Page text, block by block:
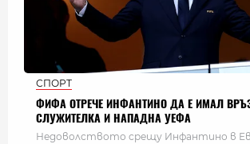
СПОРТ
ФИФА ОТРЕЧЕ ИНФАНТИНО ДА Е ИМАЛ
СЛУЖИТЕЛКА И НАПАДНА УЕФА
Недоволството срещу Инфантино в